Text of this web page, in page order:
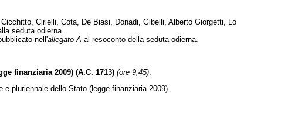
Cirielli, Cota, De Biasi, Donadi, Gibelli, Alberto Giorgetti, Lo
seduta odierna.
nell'allegato A al resoconto della seduta odierna.
finanziaria 2009) (A.C. 1713) (ore 9,45).
pluriennale dello Stato (legge finanziaria 2009).